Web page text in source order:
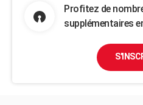
Profitez de
supplémentaires